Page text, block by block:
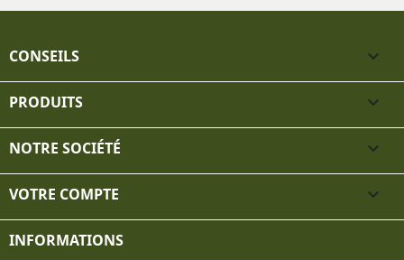
CONSEILS 
PRODUITS 
NOTRE SOCIÉTÉ 
VOTRE COMPTE 
INFORMATIONS